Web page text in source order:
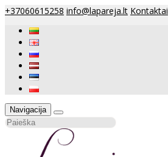
+37060615258 info@lapareja.lt Kontaktai
Navigacija